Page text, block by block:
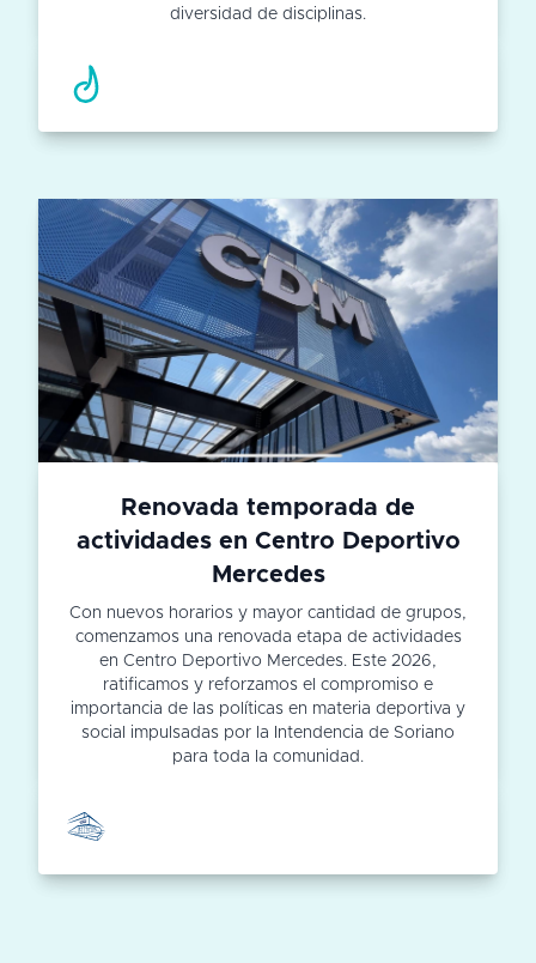
diversidad de disciplinas.
Renovada temporada de
actividades en Centro Deportivo
Mercedes
Con nuevos horarios y mayor cantidad de grupos,
comenzamos una renovada etapa de actividades
en Centro Deportivo Mercedes. Este 2026,
ratificamos y reforzamos el compromiso e
importancia de las políticas en materia deportiva y
social impulsadas por la Intendencia de Soriano
para toda la comunidad.